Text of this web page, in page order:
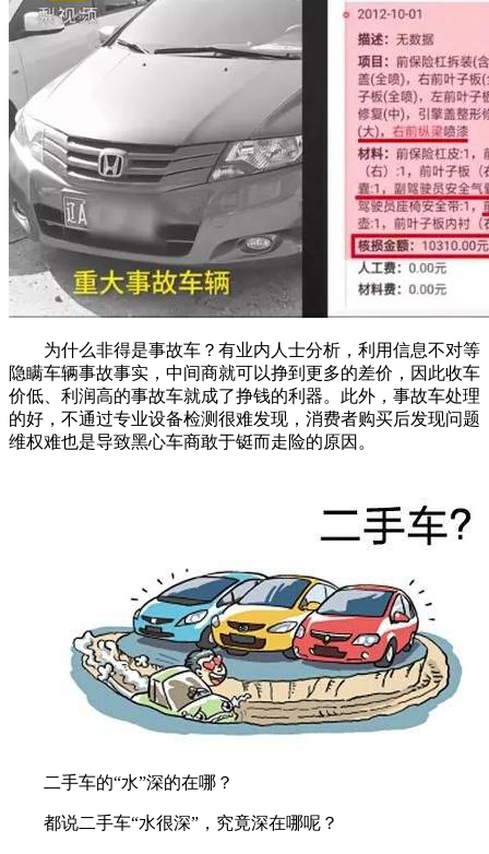
为什么非得是事故车？有业内人士分析，利用信息不对等
隐瞒车辆事故事实，中间商就可以挣到更多的差价，因此收车
价低、利润高的事故车就成了挣钱的利器。此外，事故车处理
的好，不通过专业设备检测很难发现，消费者购买后发现问题
维权难也是导致黑心车商敢于铤而走险的原因。
二手车的“水”深的在哪？
都说二手车“水很深”，究竟深在哪呢？